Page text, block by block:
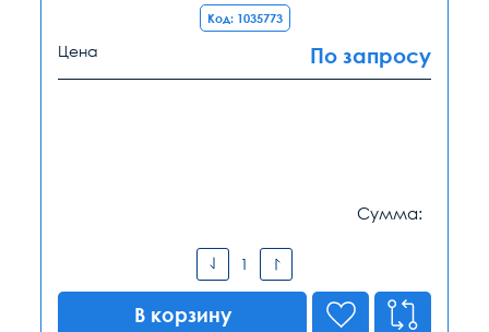
Код: 1035773
Цена По запросу
Сумма:
В корзину